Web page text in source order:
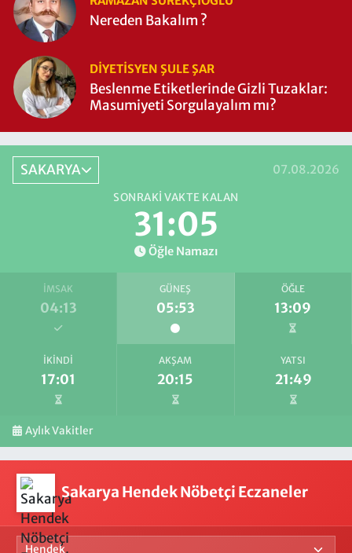
Nereden Bakalım ?
DIYETISYEN ŞULE ŞAR
Beslenme Etiketlerinde Gizli Tuzaklar:
Masumiyeti Sorgulayalım mı?
SAKARYA 07.08.2026
SONRAKI VAKTE KALAN
31:04
Öğle Namazı
İMSAK
04:13
GÜNEŞ
05:53
ÖĞLE
13:09
İKINDI
17:01
AKŞAM
20:15
YATSI
21:49
Aylık Vakitler
Sakarya Hendek Nöbetçi Eczaneler